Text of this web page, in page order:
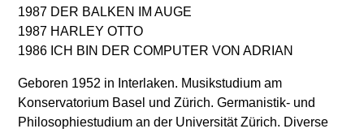
1987 DER BALKEN IM AUGE
1987 HARLEY OTTO
1986 ICH BIN DER COMPUTER VON ADRIAN
Geboren 1952 in Interlaken. Musikstudium am
Konservatorium Basel und Zürich. Germanistik- und
Philosophiestudium an der Universität Zürich. Diverse